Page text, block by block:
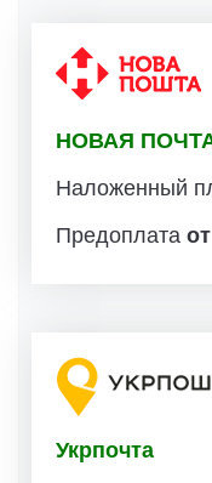
НОВАЯ
Наложенный
Предоплата
Укрпочта